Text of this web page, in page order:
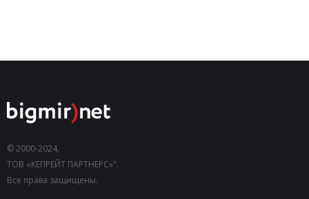
© 2000-2024,
ТОВ «КЕПРЕЙТ ПАРТНЕРС»".
Все права защищены.